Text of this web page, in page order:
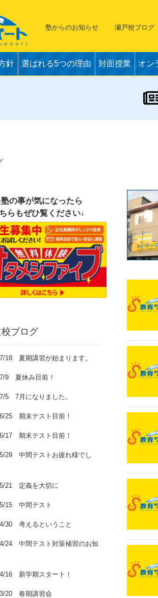
塾からのお知らせ 瀬戸校ブログ
針 選ばれる5つの理由 対面授業 オン
の事が気になったら
らもぜひ覧ください↓
ブログ
18 夏期講習が始まります。
9 夏休み目前！
5 7月になりました。
25 期末テスト目前！
17 期末テスト目前！
29 中間テストお疲れ様でし
21 定義を大切に
15 中間テスト
30 考えるということ
24 中間テスト対策補習のお知
16 新学期スタート！
20 春期講習会